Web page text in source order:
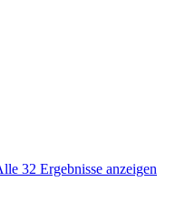
32 Ergebnisse anzeigen